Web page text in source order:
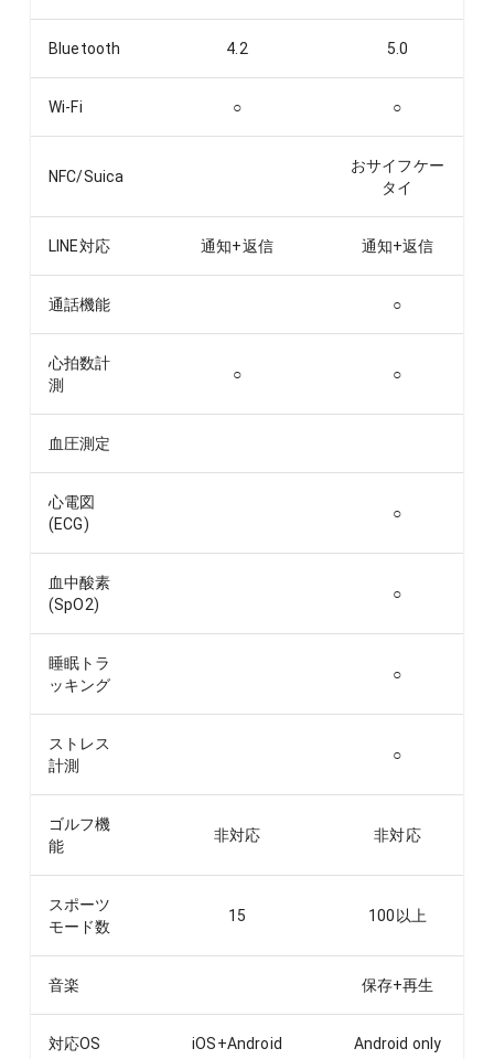
Bluetooth 4.2 5.0
Wi-Fi ○ ○
NFC/Suica
おサイフケー
タイ
LINE対応 通知+返信 通知+返信
通話機能 ○
心拍数計
測
○ ○
血圧測定
心電図
(ECG)
○
血中酸素
(SpO2)
○
睡眠トラ
ッキング
○
ストレス
計測
○
ゴルフ機
能
非対応 非対応
スポーツ
モード数
15 100以上
音楽 保存+再生
対応OS iOS+Android Android only